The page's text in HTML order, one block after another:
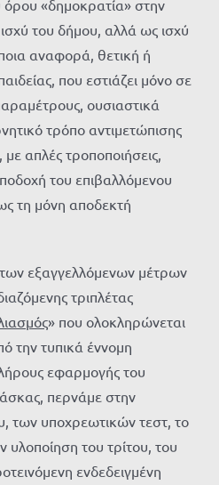
όρου «δημοκρατία» στην
του δήμου, αλλά ως ισχύ
αναφορά, θετική ή
που εστιάζει μόνο σε
ουσιαστικά
τρόπο αντιμετώπισης
απλές τροποποιήσεις,
του επιβαλλόμενου
τη μόνη αποδεκτή
εξαγγελλόμενων μέτρων
τριπλέτας
» που ολοκληρώνεται
την τυπικά έννομη
εφαρμογής του
περνάμε στην
των υποχρεωτικών τεστ, το
υλοποίηση του τρίτου, του
ενδεδειγμένη